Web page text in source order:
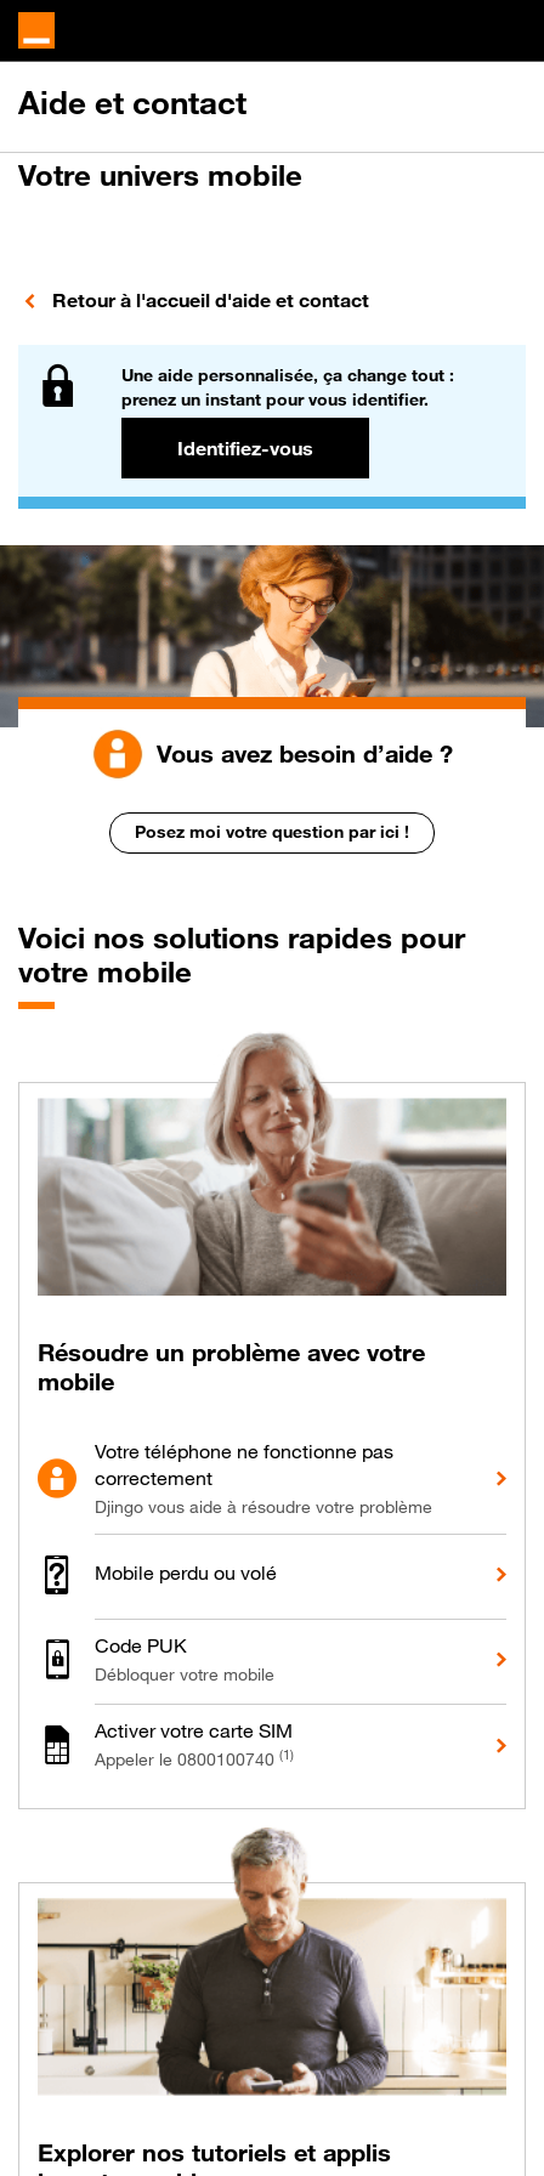
Aide et contact
Aide et contact pour
Votre univers mobile
Retour à l'accueil d'aide et contact
Une aide personnalisée, ça change tout :
prenez un instant pour vous identifier.
Identifiez-vous
Vous avez besoin d’aide ?
Posez moi votre question par ici !
Voici nos solutions rapides pour
votre mobile
Nos solutions pour
Résoudre un problème avec votre
mobile
Votre téléphone ne fonctionne pas
correctement
Djingo vous aide à résoudre votre problème
Mobile perdu ou volé
Code PUK
Débloquer votre mobile
Activer votre carte SIM
Appeler le 0800100740 (1)
Nos solutions pour
Explorer nos tutoriels et applis